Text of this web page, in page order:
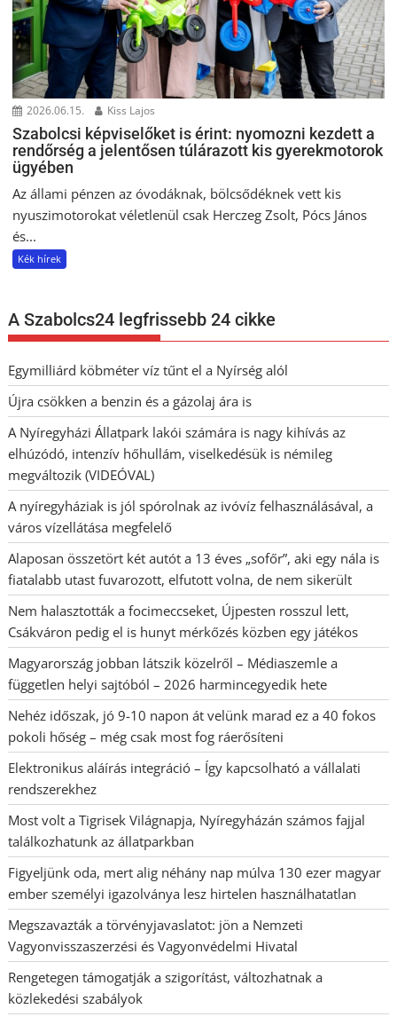
2026.06.15. Kiss Lajos
Szabolcsi képviselőket is érint: nyomozni kezdett a
rendőrség a jelentősen túlárazott kis gyerekmotorok
ügyében
Az állami pénzen az óvodáknak, bölcsődéknek vett kis
nyuszimotorokat véletlenül csak Herczeg Zsolt, Pócs János
és...
Kék hírek
A Szabolcs24 legfrissebb 24 cikke
Egymilliárd köbméter víz tűnt el a Nyírség alól
Újra csökken a benzin és a gázolaj ára is
A Nyíregyházi Állatpark lakói számára is nagy kihívás az
elhúzódó, intenzív hőhullám, viselkedésük is némileg
megváltozik (VIDEÓVAL)
A nyíregyháziak is jól spórolnak az ivóvíz felhasználásával, a
város vízellátása megfelelő
Alaposan összetört két autót a 13 éves „sofőr”, aki egy nála is
fiatalabb utast fuvarozott, elfutott volna, de nem sikerült
Nem halasztották a focimeccseket, Újpesten rosszul lett,
Csákváron pedig el is hunyt mérkőzés közben egy játékos
Magyarország jobban látszik közelről – Médiaszemle a
független helyi sajtóból – 2026 harmincegyedik hete
Nehéz időszak, jó 9-10 napon át velünk marad ez a 40 fokos
pokoli hőség – még csak most fog ráerősíteni
Elektronikus aláírás integráció – Így kapcsolható a vállalati
rendszerekhez
Most volt a Tigrisek Világnapja, Nyíregyházán számos fajjal
találkozhatunk az állatparkban
Figyeljünk oda, mert alig néhány nap múlva 130 ezer magyar
ember személyi igazolványa lesz hirtelen használhatatlan
Megszavazták a törvényjavaslatot: jön a Nemzeti
Vagyonvisszaszerzési és Vagyonvédelmi Hivatal
Rengetegen támogatják a szigorítást, változhatnak a
közlekedési szabályok